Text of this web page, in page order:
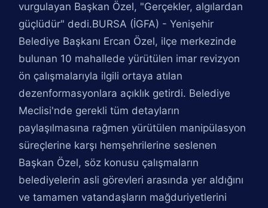
vurgulayan Başkan Özel, "Gerçekler, algılardan
güçlüdür" dedi.BURSA (İGFA) - Yenişehir
Belediye Başkanı Ercan Özel, ilçe merkezinde
bulunan 10 mahallede yürütülen imar revizyon
ön çalışmalarıyla ilgili ortaya atılan
dezenformasyonlara açıklık getirdi. Belediye
Meclisi'nde gerekli tüm detayların
paylaşılmasına rağmen yürütülen manipülasyon
süreçlerine karşı hemşehrilerine seslenen
Başkan Özel, söz konusu çalışmaların
belediyelerin asli görevleri arasında yer aldığını
ve tamamen vatandaşların mağduriyetlerini